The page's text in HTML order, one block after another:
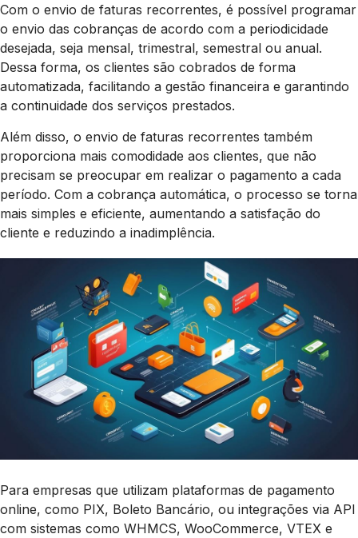
Com o envio de faturas recorrentes, é possível programar
o envio das cobranças de acordo com a periodicidade
desejada, seja mensal, trimestral, semestral ou anual.
Dessa forma, os clientes são cobrados de forma
automatizada, facilitando a gestão financeira e garantindo
a continuidade dos serviços prestados.
Além disso, o envio de faturas recorrentes também
proporciona mais comodidade aos clientes, que não
precisam se preocupar em realizar o pagamento a cada
período. Com a cobrança automática, o processo se torna
mais simples e eficiente, aumentando a satisfação do
cliente e reduzindo a inadimplência.
Para empresas que utilizam plataformas de pagamento
online, como PIX, Boleto Bancário, ou integrações via API
com sistemas como WHMCS, WooCommerce, VTEX e